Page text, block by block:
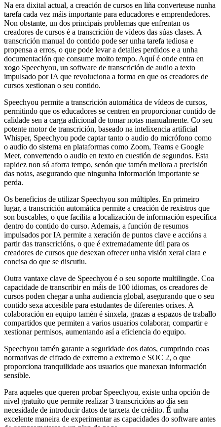
Na era dixital actual, a creación de cursos en liña converteuse nunha
tarefa cada vez máis importante para educadores e emprendedores.
Non obstante, un dos principais problemas que enfrentan os
creadores de cursos é a transcrición de vídeos das súas clases. A
transcrición manual do contido pode ser unha tarefa tediosa e
propensa a erros, o que pode levar a detalles perdidos e a unha
documentación que consume moito tempo. Aquí é onde entra en
xogo Speechyou, un software de transcrición de audio a texto
impulsado por IA que revoluciona a forma en que os creadores de
cursos xestionan o seu contido.
Speechyou permite a transcrición automática de vídeos de cursos,
permitindo que os educadores se centren en proporcionar contido de
calidade sen a carga adicional de tomar notas manualmente. Co seu
potente motor de transcrición, baseado na intelixencia artificial
Whisper, Speechyou pode captar tanto o audio do micrófono como
o audio do sistema en plataformas como Zoom, Teams e Google
Meet, convertendo o audio en texto en cuestión de segundos. Esta
rapidez non só aforra tempo, senón que tamén mellora a precisión
das notas, asegurando que ningunha información importante se
perda.
Os beneficios de utilizar Speechyou son múltiples. En primeiro
lugar, a transcrición automática permite a creación de rexistros que
son buscables, o que facilita a localización de información específica
dentro do contido do curso. Ademais, a función de resumos
impulsados por IA permite a xeración de puntos clave e accións a
partir das transcricións, o que é extremadamente útil para os
creadores de cursos que desexan ofrecer unha visión xeral clara e
concisa do que se discutiu.
Outra vantaxe clave de Speechyou é o seu soporte multilingüe. Coa
capacidade de transcribir en máis de 100 idiomas, os creadores de
cursos poden chegar a unha audiencia global, asegurando que o seu
contido sexa accesible para estudantes de diferentes orixes. A
colaboración en equipo tamén é sinxela, grazas a espazos de traballo
compartidos que permiten a varios usuarios colaborar, compartir e
xestionar permisos, aumentando así a eficiencia do equipo.
Speechyou tamén garante a seguridade dos datos, cumprindo coas
normativas de cifrado de extremo a extremo e SOC 2, o que
proporciona tranquilidade aos usuarios que manexan información
sensible.
Para aqueles que queren probar Speechyou, existe unha opción de
nivel gratuíto que permite realizar 3 transcricións ao día sen
necesidade de introducir datos de tarxeta de crédito. É unha
excelente maneira de experimentar as capacidades do software antes